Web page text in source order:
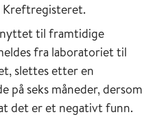
Kreftregisteret.
til framtidige
fra laboratoriet til
slettes etter en
på seks måneder, dersom
det er et negativt funn.